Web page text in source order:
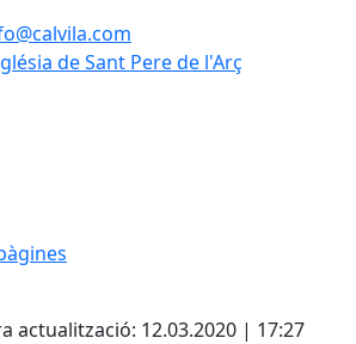
de Sant Pere de l'Arç
de Sant Pere de l'Arç
actualització: 12.03.2020 | 17:27